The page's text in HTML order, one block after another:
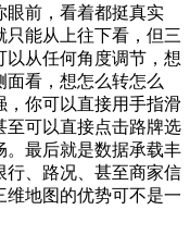
眼前，看着都挺真实
只能从上往下看，但三
从任何角度调节，想
面看，想怎么转怎么
，你可以直接用手指滑
至可以直接点击路牌选
。最后就是数据承载丰
行、路况、甚至商家信
维地图的优势可不是一